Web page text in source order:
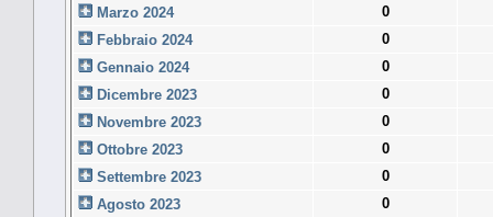
Marzo 2024
0
Febbraio 2024
0
Gennaio 2024
0
Dicembre 2023
0
Novembre 2023
0
Ottobre 2023
0
Settembre 2023
0
Agosto 2023
0